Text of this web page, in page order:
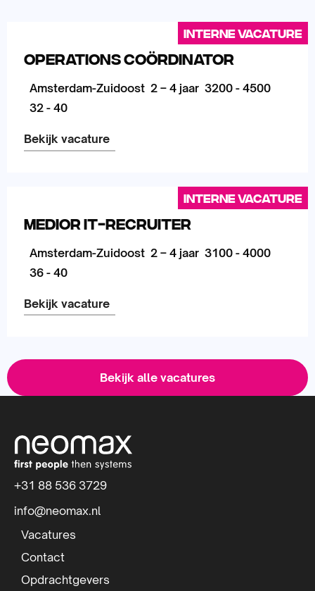
Operations Coördinator
Amsterdam-Zuidoost 2 – 4 jaar 3200 - 4500
32 - 40
Bekijk vacature
Interne vacature
Medior IT-Recruiter
Amsterdam-Zuidoost 2 – 4 jaar 3100 - 4000
36 - 40
Bekijk vacature
Interne vacature
meer
over
Bekijk alle vacatures
S
t
e
o
+31 88 536 3729
info@neomax.nl
Vacatures
Contact
Opdrachtgevers